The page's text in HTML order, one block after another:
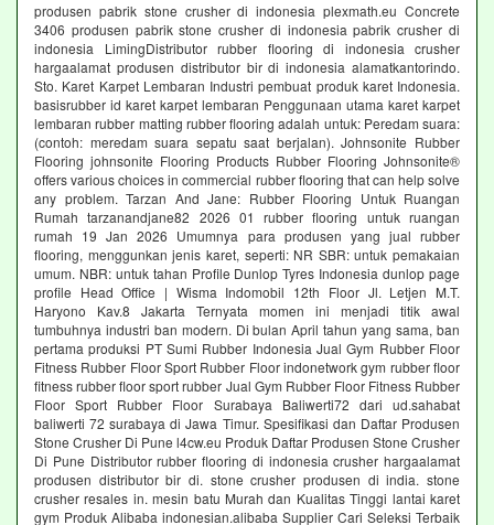
produsen pabrik stone crusher di indonesia plexmath.eu Concrete
3406 produsen pabrik stone crusher di indonesia pabrik crusher di
indonesia LimingDistributor rubber flooring di indonesia crusher
hargaalamat produsen distributor bir di indonesia alamatkantorindo.
Sto. Karet Karpet Lembaran Industri pembuat produk karet Indonesia.
basisrubber id karet karpet lembaran Penggunaan utama karet karpet
lembaran rubber matting rubber flooring adalah untuk: Peredam suara:
(contoh: meredam suara sepatu saat berjalan). Johnsonite Rubber
Flooring johnsonite Flooring Products Rubber Flooring Johnsonite®
offers various choices in commercial rubber flooring that can help solve
any problem. Tarzan And Jane: Rubber Flooring Untuk Ruangan
Rumah tarzanandjane82 2026 01 rubber flooring untuk ruangan
rumah 19 Jan 2026 Umumnya para produsen yang jual rubber
flooring, menggunkan jenis karet, seperti: NR SBR: untuk pemakaian
umum. NBR: untuk tahan Profile Dunlop Tyres Indonesia dunlop page
profile Head Office | Wisma Indomobil 12th Floor Jl. Letjen M.T.
Haryono Kav.8 Jakarta Ternyata momen ini menjadi titik awal
tumbuhnya industri ban modern. Di bulan April tahun yang sama, ban
pertama produksi PT Sumi Rubber Indonesia Jual Gym Rubber Floor
Fitness Rubber Floor Sport Rubber Floor indonetwork gym rubber floor
fitness rubber floor sport rubber Jual Gym Rubber Floor Fitness Rubber
Floor Sport Rubber Floor Surabaya Baliwerti72 dari ud.sahabat
baliwerti 72 surabaya di Jawa Timur. Spesifikasi dan Daftar Produsen
Stone Crusher Di Pune l4cw.eu Produk Daftar Produsen Stone Crusher
Di Pune Distributor rubber flooring di indonesia crusher hargaalamat
produsen distributor bir di. stone crusher produsen di india. stone
crusher resales in. mesin batu Murah dan Kualitas Tinggi lantai karet
gym Produk Alibaba indonesian.alibaba Supplier Cari Seleksi Terbaik